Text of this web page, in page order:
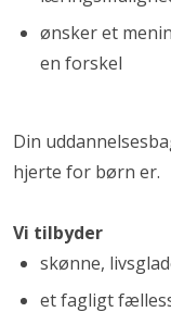
ønsker et
en forskel
Din
hjerte for børn er.
Vi tilbyder
skønne,
et fagligt